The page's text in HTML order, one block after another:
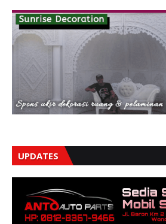
UPDATES